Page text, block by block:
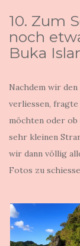
10. Zum
noch
Buka
Nachdem wir
verliessen,
möchten oder ob
sehr kleinen
wir dann völlig
Fotos zu